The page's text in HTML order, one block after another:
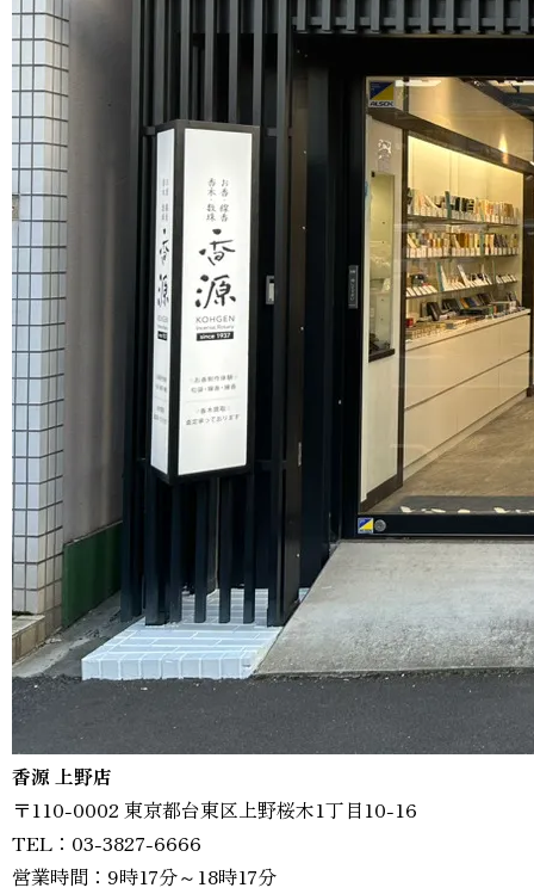
香源 上野店
〒110-0002 東京都台東区上野桜木1丁目10-16
TEL：03-3827-6666
営業時間：9時17分～18時17分